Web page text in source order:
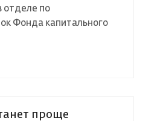
отделе по
Фонда капитального
проще